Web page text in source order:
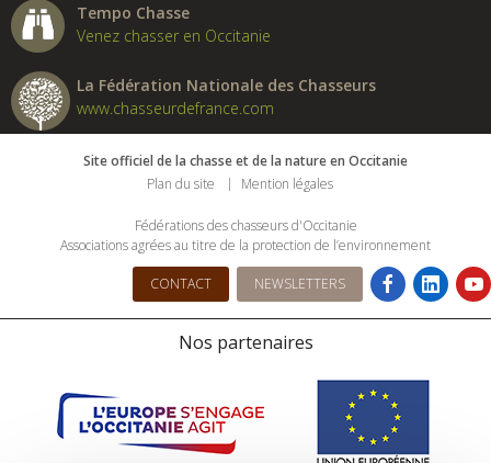
Tempo Chasse
Venez chasser en Occitanie
La Fédération Nationale des Chasseurs
www.chasseurdefrance.com
Site officiel de la chasse et de la nature en Occitanie
Plan du site
Mention légales
Fédérations des chasseurs d'Occitanie
Associations agrées au titre de la protection de l’environnement
CONTACT NEWSLETTERS
Nos partenaires